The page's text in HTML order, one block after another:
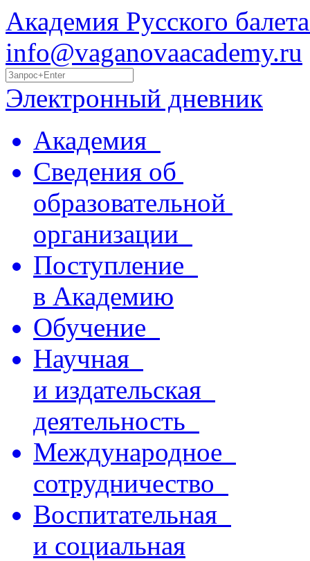
Академия Русского
info@vaganovaacademy.ru
Электронный дневник
Академия
Сведения об
образовательной
организации
Поступление
в Академию
Обучение
Научная
и издательская
деятельность
Международное
сотрудничество
Воспитательная
и социальная